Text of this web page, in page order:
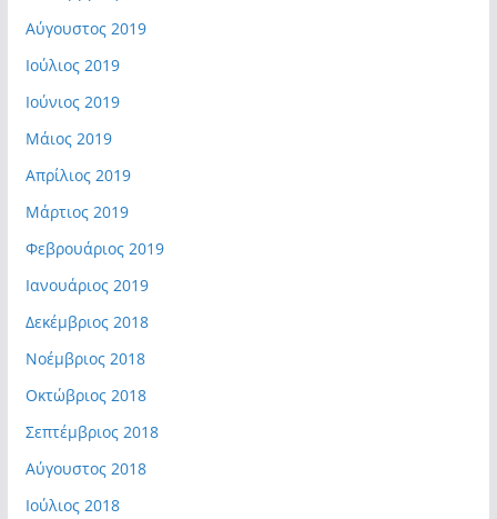
Αύγουστος 2019
Ιούλιος 2019
Ιούνιος 2019
Μάιος 2019
Απρίλιος 2019
Μάρτιος 2019
Φεβρουάριος 2019
Ιανουάριος 2019
Δεκέμβριος 2018
Νοέμβριος 2018
Οκτώβριος 2018
Σεπτέμβριος 2018
Αύγουστος 2018
Ιούλιος 2018